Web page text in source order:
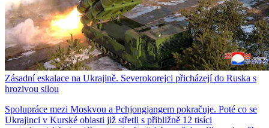
Zásadní eskalace na Ukrajině. Severokorejci přicházejí do Ruska s
hrozivou silou
Spolupráce mezi Moskvou a Pchjongjangem pokračuje. Poté co se
Ukrajinci v Kurské oblasti již střetli s přibližně 12 tisíci